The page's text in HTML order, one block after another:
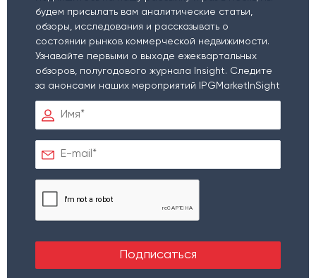
будем присылать вам аналитические статьи,
обзоры, исследования и рассказывать о
состоянии рынков коммерческой недвижимости.
Узнавайте первыми о выходе ежеквартальных
обзоров, полугодового журнала Insight. Следите
за анонсами наших мероприятий IPGMarketInSight